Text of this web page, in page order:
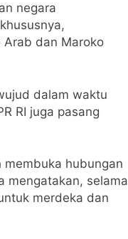
negara
Arab dan Maroko
dalam waktu
RI juga pasang
membuka hubungan
mengatakan, selama
merdeka dan